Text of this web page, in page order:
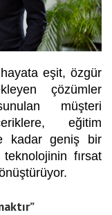
eşit, özgür
çözümler
müşteri
eğitim
kadar geniş bir
fırsat